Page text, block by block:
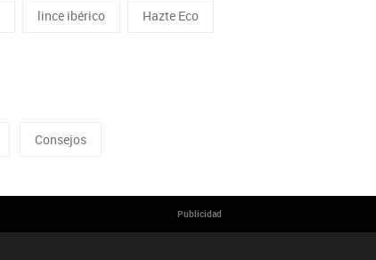
lince ibérico Hazte Eco
Consejos
Publicidad